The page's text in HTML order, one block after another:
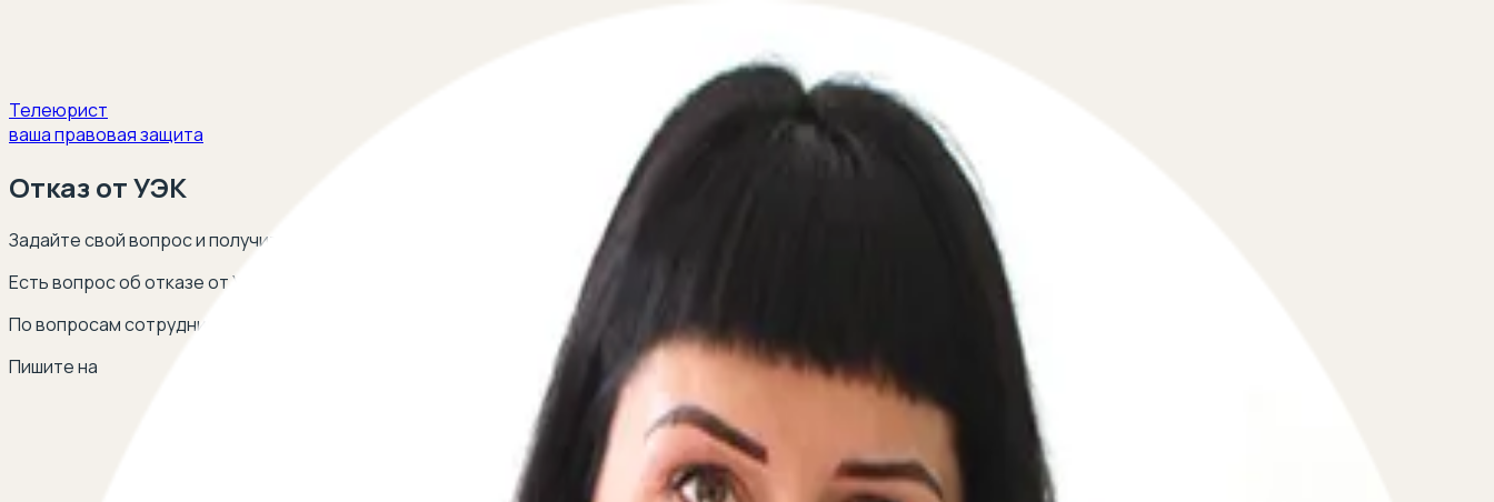
Телеюрист
ваша правовая защита
Отказ от УЭК
Задайте свой вопрос и получите ответ опытных юристов в сфере гражданского права в течение 5 минут!
Есть вопрос об отказе от УЭК? Оставьте свой телефон, перезвоним мгновенно:
По вопросам сотрудничества
Пишите на